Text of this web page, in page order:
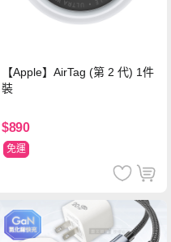
【Apple】AirTag (第 2 代) 1件
裝
$890
免運